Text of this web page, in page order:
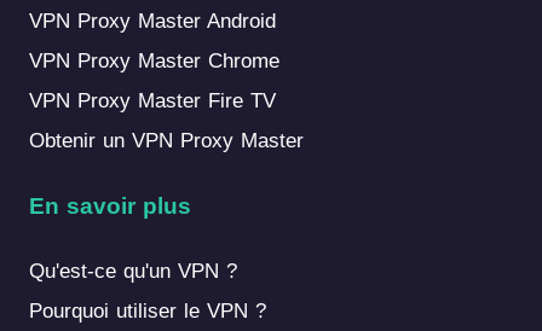
VPN Proxy Master Android
VPN Proxy Master Chrome
VPN Proxy Master Fire TV
Obtenir un VPN Proxy Master
En savoir plus
Qu'est-ce qu'un VPN ?
Pourquoi utiliser le VPN ?